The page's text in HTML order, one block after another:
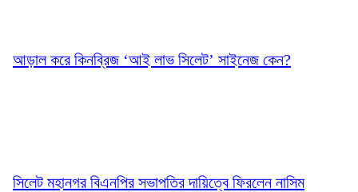
আড়াল করে কিনব্রিজ ‘আই লাভ সিলেট’ সাইনেজ কেন?
সিলেট মহানগর বিএনপির সভাপতির দায়িত্বে ফিরলেন নাসিম